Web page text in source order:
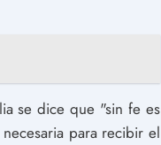
se dice que "sin fe es
para recibir el